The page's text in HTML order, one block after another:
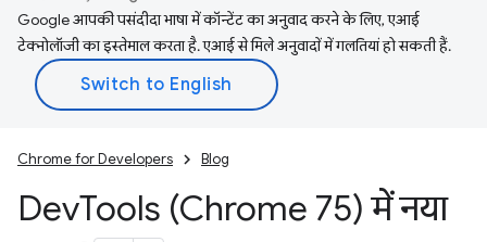
Google आपकी पसंदीदा भाषा में कॉन्टेंट का अनुवाद करने के लिए, एआई
टेक्नोलॉजी का इस्तेमाल करता है. एआई से मिले अनुवादों में गलतियां हो सकती हैं.
Chrome for Developers Blog
DevTools (Chrome 75) में नया